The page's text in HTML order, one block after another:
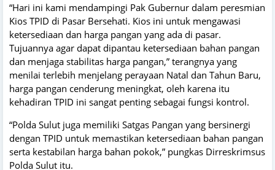
“Hari ini kami mendampingi Pak Gubernur dalam peresmian
Kios TPID di Pasar Bersehati. Kios ini untuk mengawasi
ketersediaan dan harga pangan yang ada di pasar.
Tujuannya agar dapat dipantau ketersediaan bahan pangan
dan menjaga stabilitas harga pangan,” terangnya yang
menilai terlebih menjelang perayaan Natal dan Tahun Baru,
harga pangan cenderung meningkat, oleh karena itu
kehadiran TPID ini sangat penting sebagai fungsi kontrol.
“Polda Sulut juga memiliki Satgas Pangan yang bersinergi
dengan TPID untuk memastikan ketersediaan bahan pangan
serta kestabilan harga bahan pokok,” pungkas Dirreskrimsus
Polda Sulut itu.